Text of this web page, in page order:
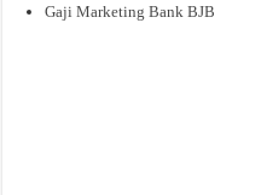
Gaji Marketing Bank BJB